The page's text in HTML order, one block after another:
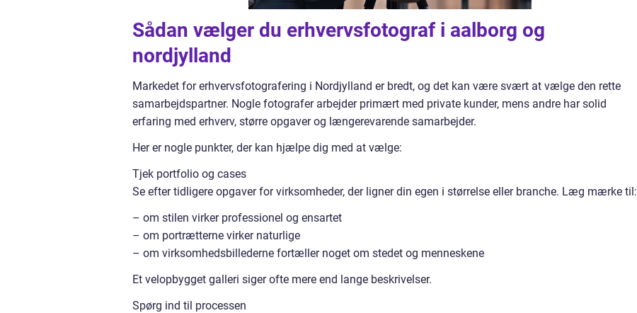
Sådan vælger du erhvervsfotograf i aalborg og
nordjylland
Markedet for erhvervsfotografering i Nordjylland er bredt, og det kan være svært at vælge den rette
samarbejdspartner. Nogle fotografer arbejder primært med private kunder, mens andre har solid
erfaring med erhverv, større opgaver og længerevarende samarbejder.
Her er nogle punkter, der kan hjælpe dig med at vælge:
Tjek portfolio og cases
Se efter tidligere opgaver for virksomheder, der ligner din egen i størrelse eller branche. Læg mærke til:
– om stilen virker professionel og ensartet
– om portrætterne virker naturlige
– om virksomhedsbillederne fortæller noget om stedet og menneskene
Et velopbygget galleri siger ofte mere end lange beskrivelser.
Spørg ind til processen